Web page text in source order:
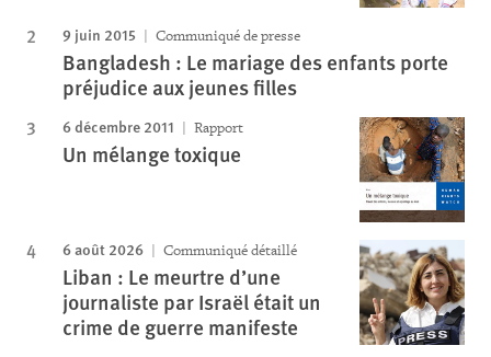
9 juin 2015 Communiqué de presse
Bangladesh : Le mariage des enfants porte
préjudice aux jeunes filles
6 décembre 2011 Rapport
Un mélange toxique
6 août 2026 Communiqué détaillé
Liban : Le meurtre d’une
journaliste par Israël était un
crime de guerre manifeste